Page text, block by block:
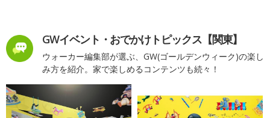
GWイベント・おでかけトピックス【関東】
ウォーカー編集部が選ぶ、GW(ゴールデンウィーク)の楽し
み方を紹介。家で楽しめるコンテンツも続々！